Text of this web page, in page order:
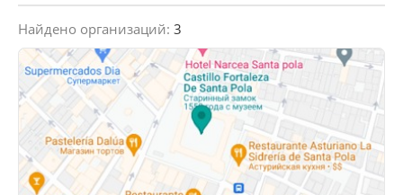
Найдено организаций: 3